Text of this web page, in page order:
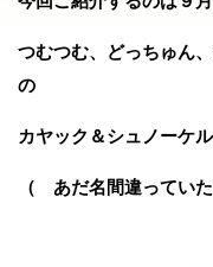
つむつむ、どっちゅん
の
カヤック＆シュノーケ
（ あだ名間違ってい